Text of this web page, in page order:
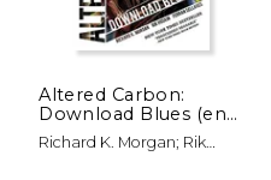
Altered Carbon:
Download Blues (en
Inglés)
Richard K. Morgan; Rik